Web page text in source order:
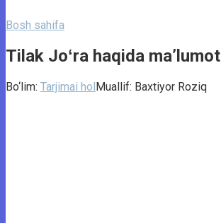
Bosh sahifa
Tilak Joʻra haqida ma’lumot
Bo‘lim: Tarjimai holMuallif: Baxtiyor Roziq